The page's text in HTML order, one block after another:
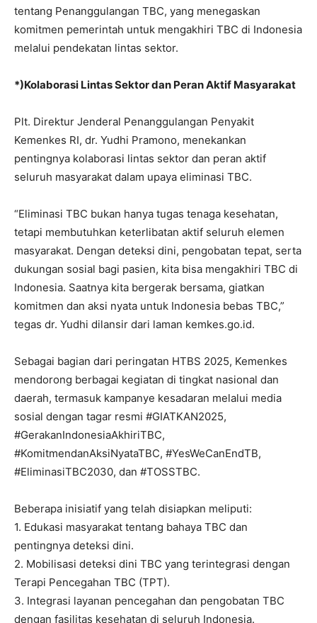
tentang Penanggulangan TBC, yang menegaskan
komitmen pemerintah untuk mengakhiri TBC di Indonesia
melalui pendekatan lintas sektor.
*)Kolaborasi Lintas Sektor dan Peran Aktif Masyarakat
Plt. Direktur Jenderal Penanggulangan Penyakit
Kemenkes RI, dr. Yudhi Pramono, menekankan
pentingnya kolaborasi lintas sektor dan peran aktif
seluruh masyarakat dalam upaya eliminasi TBC.
“Eliminasi TBC bukan hanya tugas tenaga kesehatan,
tetapi membutuhkan keterlibatan aktif seluruh elemen
masyarakat. Dengan deteksi dini, pengobatan tepat, serta
dukungan sosial bagi pasien, kita bisa mengakhiri TBC di
Indonesia. Saatnya kita bergerak bersama, giatkan
komitmen dan aksi nyata untuk Indonesia bebas TBC,”
tegas dr. Yudhi dilansir dari laman kemkes.go.id.
Sebagai bagian dari peringatan HTBS 2025, Kemenkes
mendorong berbagai kegiatan di tingkat nasional dan
daerah, termasuk kampanye kesadaran melalui media
sosial dengan tagar resmi #GIATKAN2025,
#GerakanIndonesiaAkhiriTBC,
#KomitmendanAksiNyataTBC, #YesWeCanEndTB,
#EliminasiTBC2030, dan #TOSSTBC.
Beberapa inisiatif yang telah disiapkan meliputi:
1. Edukasi masyarakat tentang bahaya TBC dan
pentingnya deteksi dini.
2. Mobilisasi deteksi dini TBC yang terintegrasi dengan
Terapi Pencegahan TBC (TPT).
3. Integrasi layanan pencegahan dan pengobatan TBC
dengan fasilitas kesehatan di seluruh Indonesia.